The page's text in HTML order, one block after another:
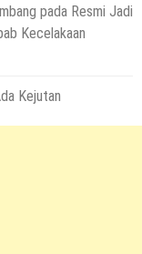
pada Resmi Jadi
Kecelakaan
Kejutan